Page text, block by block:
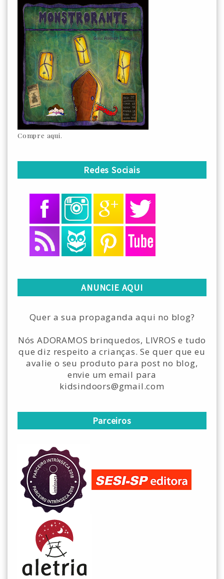
Compre aqui.
Redes Sociais
ANUNCIE AQUI
Quer a sua propaganda aqui no blog?
Nós ADORAMOS brinquedos, LIVROS e tudo
que diz respeito a crianças. Se quer que eu
avalie o seu produto para post no blog,
envie um email para
kidsindoors@gmail.com
Parceiros